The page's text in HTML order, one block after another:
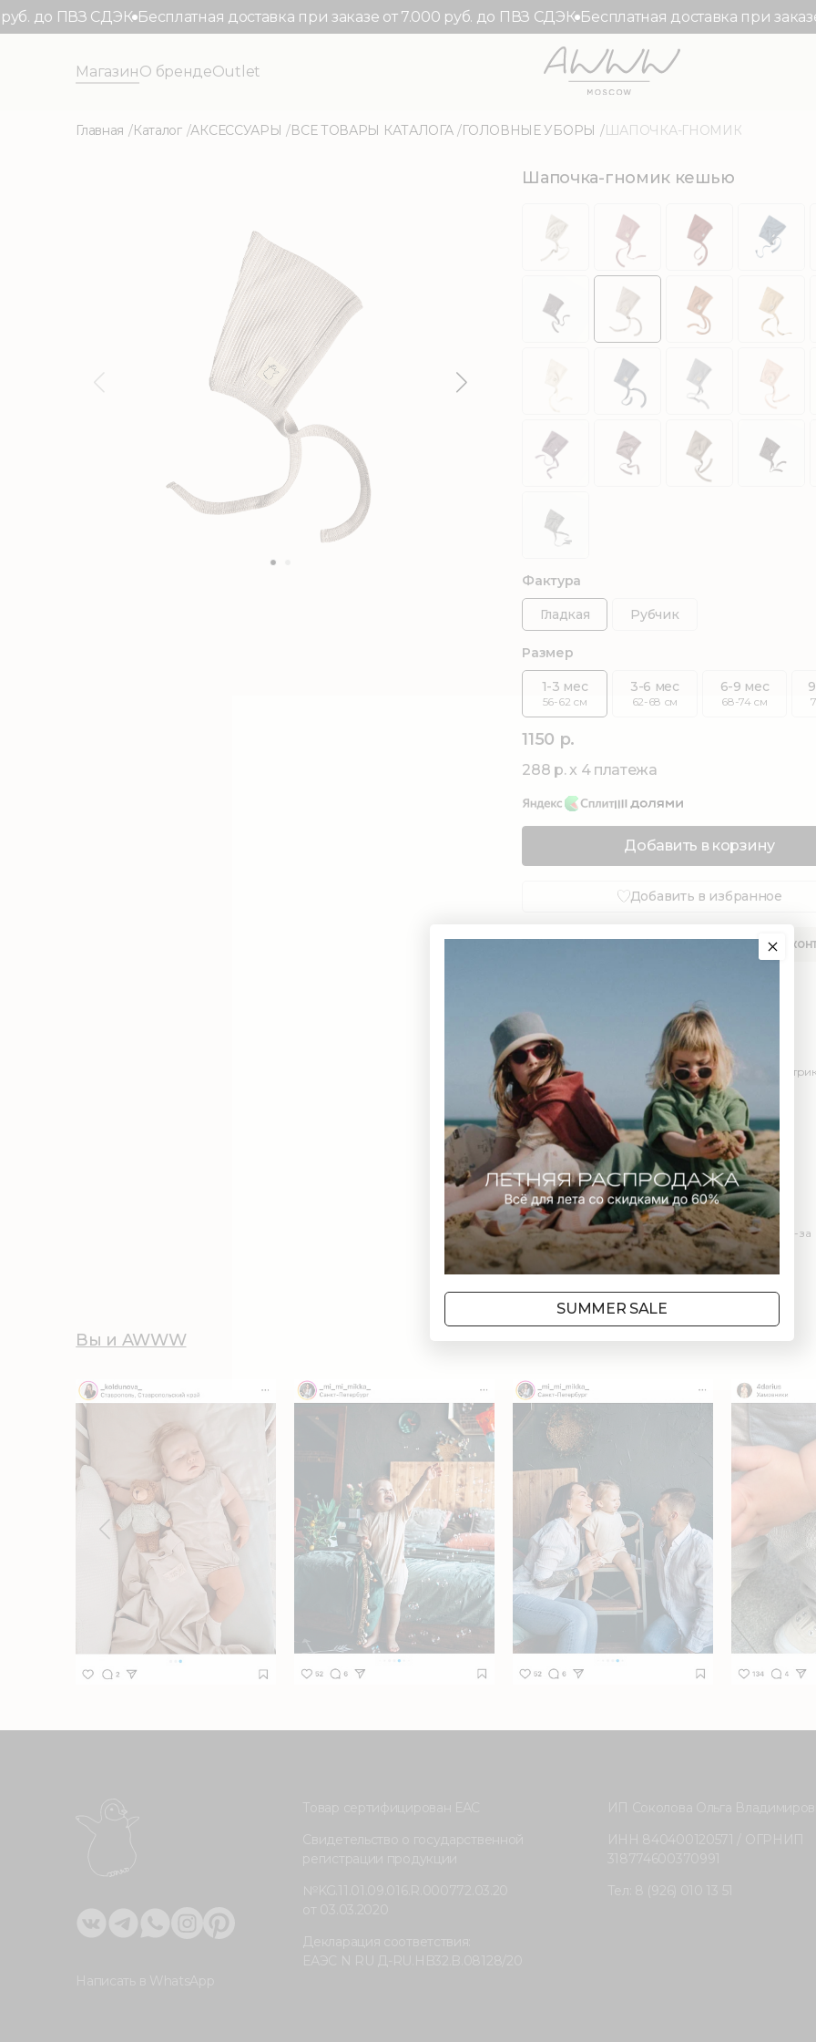
до ПВЗ СДЭК Бесплатная доставка при заказе от 7.000 руб. до ПВЗ СДЭК Бесплатная доставка при заказе
МагазинО брендеOutlet
Главная Каталог АКСЕССУАРЫ ВСЕ ТОВАРЫ КАТАЛОГА ГОЛОВНЫЕ УБОРЫ ШАПОЧКА-ГНОМИК
Шапочка-гномик кешью
Фактура
Гладкая Рубчик
Размер
1-3 мес
56-62 см
3-6 мес
62-68 см
6-9 мес
68-74 см
1150 р.
288 р. x 4 платежа
Добавить в корзину
Добавить в избранное
ДОСТАВКА
Состав: органический хлопок 100% (GOTS)
Милая шапочка-гномик с завязками.
Подходит для самых маленьких.
Выполнена из мягкого гладкого трикотажа или
рубчик.
Обхват головы:
1-3 мес - 36-37 см
3-6 мес - 38-39 см
6-9 мес - 40-41 см
9-12 мес - 42-44 см
*Цвет изделия в реальности может отличаться из-за
цветопередачи различных мониторов.
Вы и AWWW
SUMMER SALE